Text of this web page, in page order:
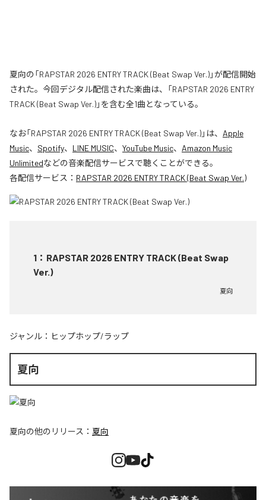
夏向の「RAPSTAR 2026 ENTRY TRACK (Beat Swap Ver.)」が配信開始
された。今回デジタル配信された楽曲は、「RAPSTAR 2026 ENTRY
TRACK (Beat Swap Ver.)」を含む全1曲となっている。
なお「RAPSTAR 2026 ENTRY TRACK (Beat Swap Ver.)」は、 Apple
Music、 Spotify、 LINE MUSIC、 YouTube Music、 Amazon Music
Unlimitedなどの音楽配信サービスで聴くことができる。
各配信サービス： RAPSTAR 2026 ENTRY TRACK (Beat Swap Ver.)
1 ： RAPSTAR 2026 ENTRY TRACK (Beat Swap
Ver.)
夏向
ジャンル： ヒップホップ/ラップ
夏向
夏向の他のリリース： 夏向